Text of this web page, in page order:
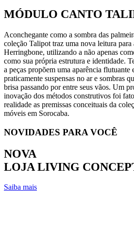
MÓDULO CANTO
Aconchegante como a sombra das
coleção Talipot traz uma nova leitura para
Herringbone, utilizando a não apenas
como sua própria estrutura e identidade.
a peças propõem uma aparência flutuante
praticamente suspensas no ar e sombras
brisa passando por entre seus vãos. Um
inovação dos métodos construtivos foi
realidade as premissas conceituais da
móveis em Sorocaba.
NOVIDADES PARA VOCÊ
NOVA
LOJA LIVING
Saiba mais